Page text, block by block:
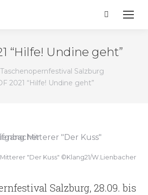
Search:
“Hilfe! Undine geht”
hier:
Taschenopernfestival Salzburg
2021 “Hilfe! Undine geht”
Mitterer "Der Kuss" ©Klang21/W.Lienbacher
Salzburg, 28.09. bis